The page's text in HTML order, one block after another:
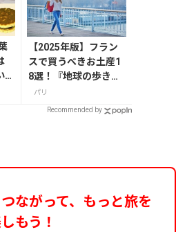
【2025年版】フラン
スで買うべきお土産1
8選！『地球の歩き
方』編集者おすすめの
お菓子や雑貨などを紹
パリ
Recommended by
ながって、もっと旅を
もう！